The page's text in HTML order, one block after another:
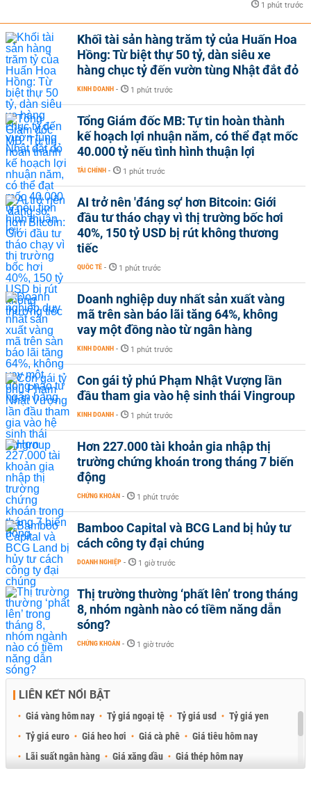
1 phút trước
Khối tài sản hàng trăm tỷ của Huấn Hoa
Hồng: Từ biệt thự 50 tỷ, dàn siêu xe
hàng chục tỷ đến vườn tùng Nhật đắt đỏ
KINH DOANH - 1 phút trước
Tổng Giám đốc MB: Tự tin hoàn thành
kế hoạch lợi nhuận năm, có thể đạt mốc
40.000 tỷ nếu tình hình thuận lợi
TÀI CHÍNH - 1 phút trước
AI trở nên 'đáng sợ' hơn Bitcoin: Giới
đầu tư tháo chạy vì thị trường bốc hơi
40%, 150 tỷ USD bị rút không thương
tiếc
QUỐC TẾ - 1 phút trước
Doanh nghiệp duy nhất sản xuất vàng
mã trên sàn báo lãi tăng 64%, không
vay một đồng nào từ ngân hàng
KINH DOANH - 1 phút trước
Con gái tỷ phú Phạm Nhật Vượng lần
đầu tham gia vào hệ sinh thái Vingroup
KINH DOANH - 1 phút trước
Hơn 227.000 tài khoản gia nhập thị
trường chứng khoán trong tháng 7 biến
động
CHỨNG KHOÁN - 1 phút trước
Bamboo Capital và BCG Land bị hủy tư
cách công ty đại chúng
DOANH NGHIỆP - 1 giờ trước
Thị trường thường ‘phất lên’ trong tháng
8, nhóm ngành nào có tiềm năng dẫn
sóng?
CHỨNG KHOÁN - 1 giờ trước
LIÊN KẾT NỔI BẬT
Giá vàng hôm nay Tỷ giá ngoại tệ Tỷ giá usd
Tỷ giá yen
Tỷ giá euro
Giá heo hơi Giá cà phê
Giá tiêu hôm nay
Lãi suất ngân hàng
Giá xăng dầu
Giá thép hôm nay